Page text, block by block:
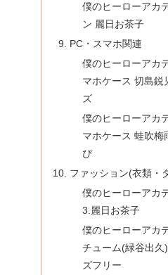
僕のヒーローアカ
ン 麗日お茶子
PC・スマホ関連
僕のヒーローアカ
マホケース 切島鋭
ズ
僕のヒーローアカ
マホケース 蛙吹梅
ぴ
ファッション(衣類・
僕のヒーローアカ
3.麗日お茶子
僕のヒーローアカ
チューム(緑谷出久
ズフリー